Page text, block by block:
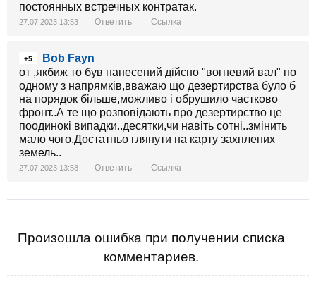
постоянных встречных контратак.
27.07.2023 13:53 Ответить Ссылка
+5
Bob Fayn
от ,якбиж то був нанесений дійсно "вогневий вал" по
одному з напрямків,вважаю що дезертирства було б
на порядок більше,можливо і обрушило частково
фронт..А те що розповідають про дезертирство це
поодинокі випадки..десятки,чи навіть сотні..змінить
мало чого.Достатньо глянути на карту захплених
земель..
27.07.2023 13:58 Ответить Ссылка
Произошла ошибка при получении списка
комментариев.